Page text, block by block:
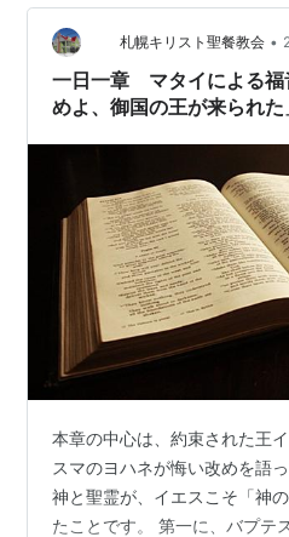
札幌キリスト聖餐教会 •
一日一章 マタイによる
めよ、御国の王が来られた
本章の中心は、約束された王
スマのヨハネが悔い改めを語
神と聖霊が、イエスこそ「神
たことです。 第一に、バプテ